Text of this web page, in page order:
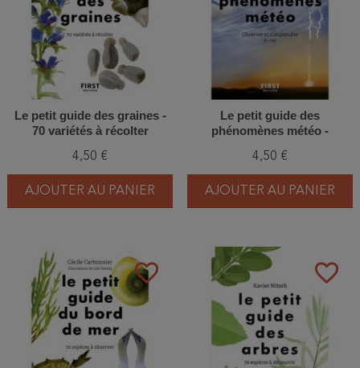
Le petit guide des graines -
70 variétés à récolter
4,50 €
AJOUTER AU PANIER
Le petit guide des
phénomènes météo -
ciel
4,50 €
AJOUTER AU PANIER
favorite_border favorite_border